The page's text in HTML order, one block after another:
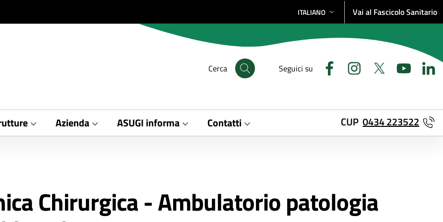
SELEZIONE LINGUA: LINGUA SELEZIONATA
ITALIANO Vai al Fascicolo Sanitario
Cerca Seguici su
Azienda ASUGI informa Contatti CUP 0434 223522
Chirurgica - Ambulatorio patologia